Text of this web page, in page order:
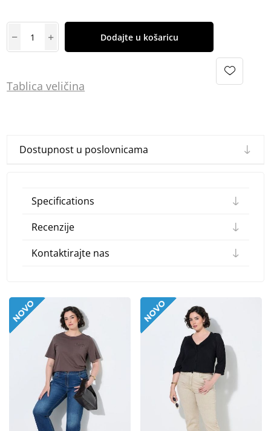
Dodajte u košaricu
Tablica veličina
Dostupnost u poslovnicama
Specifications
Recenzije
Kontaktirajte nas